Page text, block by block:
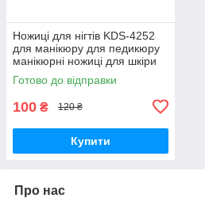
Ножиці для нігтів KDS-4252
для манікюру для педикюру
манікюрні ножиці для шкіри
для нігтів
Готово до відправки
100 ₴ 120 ₴
Купити
Про нас